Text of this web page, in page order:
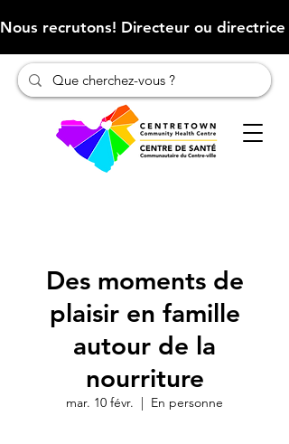
Nous recrutons! Directeur ou
Des moments de
plaisir en famille
autour de la
nourriture
mar. 10 févr.
  |
En personne